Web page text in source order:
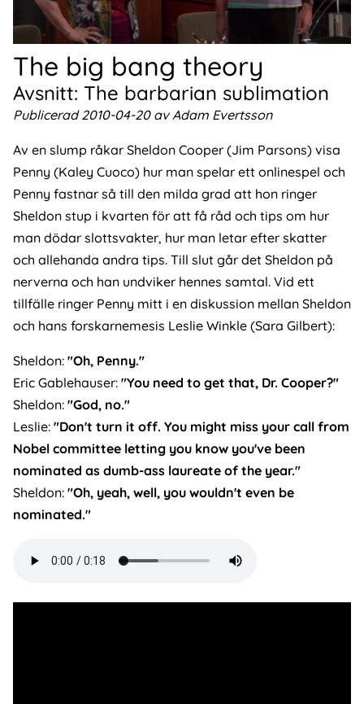
The big bang theory
Avsnitt: The barbarian sublimation
Publicerad 2010-04-20 av Adam Evertsson
Av en slump råkar Sheldon Cooper (Jim Parsons) visa
Penny (Kaley Cuoco) hur man spelar ett onlinespel och
Penny fastnar så till den milda grad att hon ringer
Sheldon stup i kvarten för att få råd och tips om hur
man dödar slottsvakter, hur man letar efter skatter
och allehanda andra tips. Till slut går det Sheldon på
nerverna och han undviker hennes samtal. Vid ett
tillfälle ringer Penny mitt i en diskussion mellan Sheldon
och hans forskarnemesis Leslie Winkle (Sara Gilbert):
Sheldon: "Oh, Penny."
Eric Gablehauser: "You need to get that, Dr. Cooper?"
Sheldon: "God, no."
Leslie: "Don't turn it off. You might miss your call from
Nobel committee letting you know you've been
nominated as dumb-ass laureate of the year."
Sheldon: "Oh, yeah, well, you wouldn't even be
nominated."